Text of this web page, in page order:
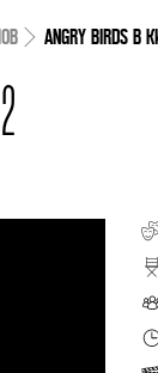
ANGRY BIRDS В